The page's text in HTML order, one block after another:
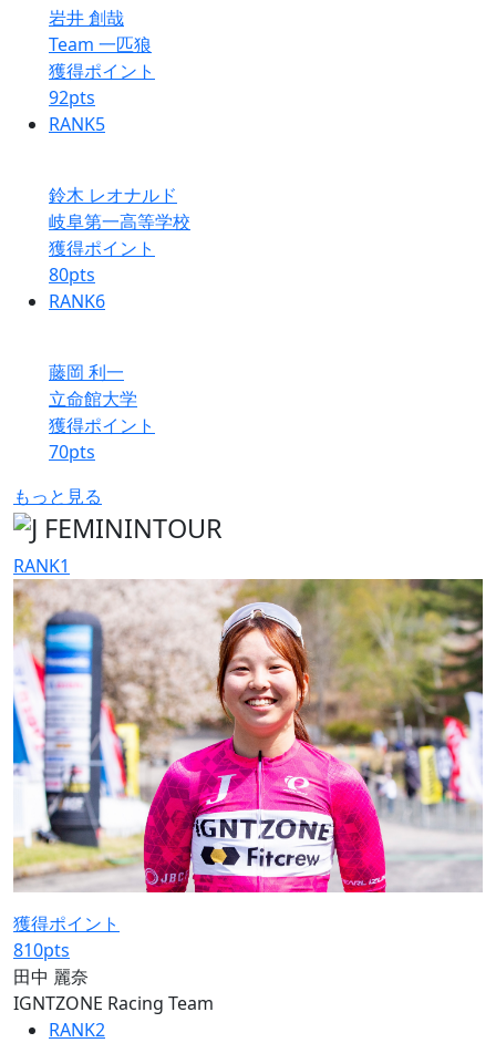
岩井 創哉
Team 一匹狼
獲得ポイント
92pts
RANK5
鈴木 レオナルド
岐阜第一高等学校
獲得ポイント
80pts
RANK6
藤岡 利一
立命館大学
獲得ポイント
70pts
もっと見る
RANK1
獲得ポイント
810pts
田中 麗奈
IGNTZONE Racing Team
RANK2